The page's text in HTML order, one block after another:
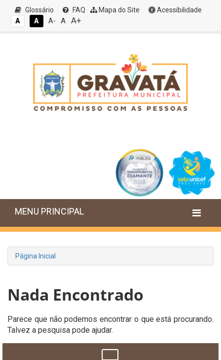
Glossário FAQ Mapa do Site
Acessibilidade
A
A A- A A+
MENU PRINCIPAL
Página Inicial
Nada Encontrado
Parece que não podemos encontrar o que está procurando.
Talvez a pesquisa pode ajudar.